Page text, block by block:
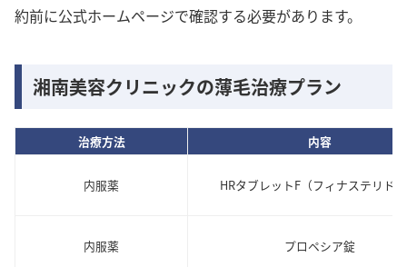
約前に公式ホームページで確認する必要があります。
湘南美容クリニックの薄毛治療プラン
治療方法 内容
内服薬 HRタブレットF（フィナステリド
内服薬 プロペシア錠